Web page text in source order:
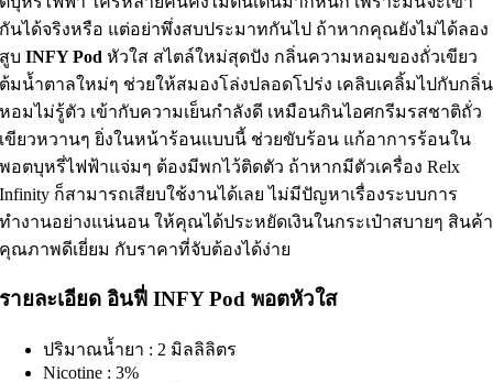
กันได้จริงหรือ แต่อย่าพึ่งสบประมาทกันไป ถ้าหากคุณยังไม่ได้ลอง
สูบINFY Pod หัวใส สไตล์ใหม่สุดปัง กลิ่นความหอมของถั่วเขียว
ต้มน้ำตาลใหม่ๆ ช่วยให้สมองโล่งปลอดโปร่ง เคลิบเคลิ้มไปกับกลิ่น
หอมไม่รู้ตัว เข้ากับความเย็นกำลังดี เหมือนกินไอศกรีมรสชาติถั่ว
เขียวหวานๆ ยิ่งในหน้าร้อนแบบนี้ ช่วยขับร้อน แก้อาการร้อนใน
พอตบุหรี่ไฟฟ้าแจ่มๆ ต้องมีพกไว้ติดตัว ถ้าหากมีตัวเครื่อง Relx
Infinity ก็สามารถเสียบใช้งานได้เลย ไม่มีปัญหาเรื่องระบบการ
ทำงานอย่างแน่นอน ให้คุณได้ประหยัดเงินในกระเป๋าสบายๆ สินค้า
คุณภาพดีเยี่ยม กับราคาที่จับต้องได้ง่าย
รายละเอียด อินฟี่ INFY Pod พอตหัวใส
ปริมาณน้ำยา : 2 มิลลิลิตร
Nicotine : 3%